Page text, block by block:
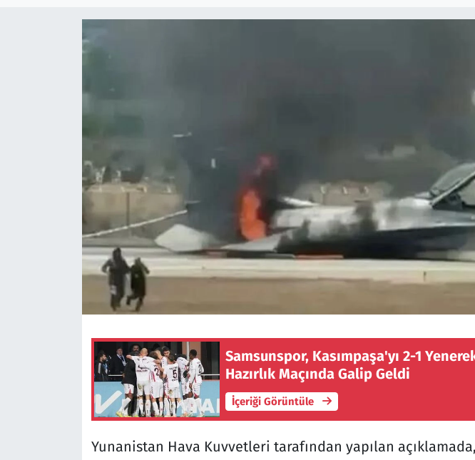
Samsunspor, Kasımpaşa'yı 2-1
Hazırlık Maçında Galip Geldi
İçeriği Görüntüle
Yunanistan Hava Kuvvetleri tarafından yapılan